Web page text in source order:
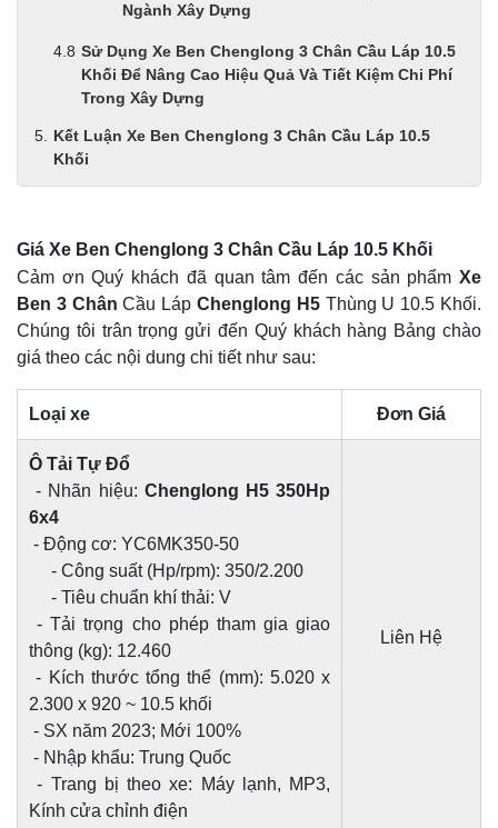
Ngành Xây Dựng
Sử Dụng Xe Ben Chenglong 3 Chân Cầu Láp 10.5
Khối Để Nâng Cao Hiệu Quả Và Tiết Kiệm Chi Phí
Trong Xây Dựng
Kết Luận Xe Ben Chenglong 3 Chân Cầu Láp 10.5
Khối
Giá Xe Ben Chenglong 3 Chân Cầu Láp 10.5 Khối
Cảm ơn Quý khách đã quan tâm đến các sản phẩm Xe
Ben 3 Chân Cầu LápChenglong H5Thùng U 10.5 Khối.
Chúng tôi trân trọng gửi đến Quý khách hàng Bảng chào
giá theo các nội dung chi tiết như sau:
Loại xe Đơn Giá
Ô Tải Tự Đổ
- Nhãn hiệu: Chenglong H5 350Hp
6x4
- Động cơ: YC6MK350-50
- Công suất (Hp/rpm): 350/2.200
- Tiêu chuẩn khí thải: V
- Tải trọng cho phép tham gia giao
thông (kg): 12.460
- Kích thước tổng thể (mm): 5.020 x
2.300 x 920 ~ 10.5 khối
- SX năm 2023; Mới 100%
- Nhập khẩu: Trung Quốc
- Trang bị theo xe: Máy lạnh, MP3,
Kính cửa chỉnh điện
Liên Hệ